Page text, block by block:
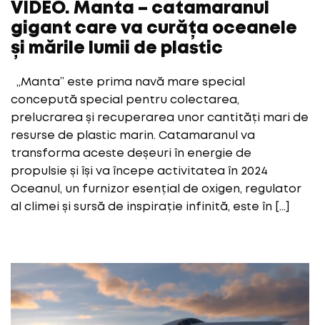
VIDEO. Manta – catamaranul
gigant care va curăța oceanele
și mările lumii de plastic
„Manta” este prima navă mare special
concepută special pentru colectarea,
prelucrarea și recuperarea unor cantități mari de
resurse de plastic marin. Catamaranul va
transforma aceste deșeuri în energie de
propulsie și își va începe activitatea în 2024
Oceanul, un furnizor esențial de oxigen, regulator
al climei și sursă de inspirație infinită, este în […]